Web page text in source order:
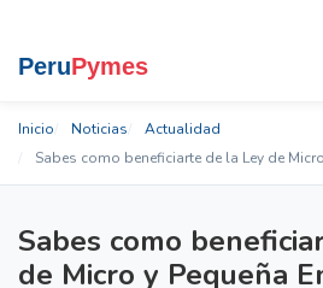
Inicio Noticias
Actualidad
Sabes como beneficiarte de la Ley de
Sabes como
de Micro y Pequeña